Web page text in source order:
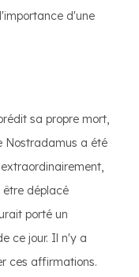
d'une
sa propre mort,
Nostradamus a été
être déplacé
porté un
ce jour. Il n'y a
ces affirmations.